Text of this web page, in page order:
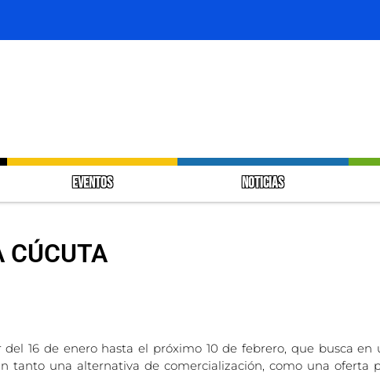
EVENTOS NOTICIAS
CÚCUTA
16 de enero hasta el próximo 10 de febrero, que busca en
tanto una alternativa de comercialización, como una oferta